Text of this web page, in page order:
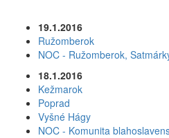
19.1.2016
Ružomberok
NOC - Ružomberok,
18.1.2016
Kežmarok
Poprad
Vyšné Hágy
NOC - Komunita